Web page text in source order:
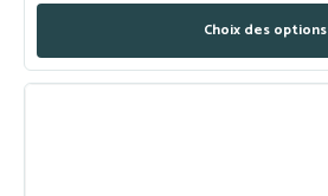
Choix des options